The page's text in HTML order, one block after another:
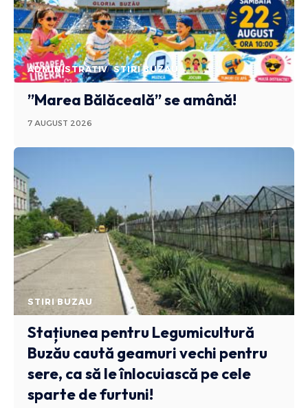
ADMINISTRATIV STIRI BUZAU
”Marea Bălăceală” se amână!
7 AUGUST 2026
STIRI BUZAU
Stațiunea pentru Legumicultură
Buzău caută geamuri vechi pentru
sere, ca să le înlocuiască pe cele
sparte de furtuni!